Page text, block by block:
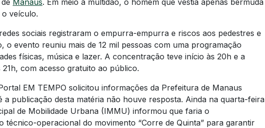
veículo.
sociais registraram o empurra-empurra e riscos aos pedestres e
o evento reuniu mais de 12 mil pessoas com uma programação
físicas, música e lazer. A concentração teve início às 20h e a
com acesso gratuito ao público.
EM TEMPO solicitou informações da Prefeitura de Manaus
publicação desta matéria não houve resposta. Ainda na quarta-feira
de Mobilidade Urbana (IMMU) informou que faria o
técnico-operacional do movimento “Corre de Quinta” para garantir